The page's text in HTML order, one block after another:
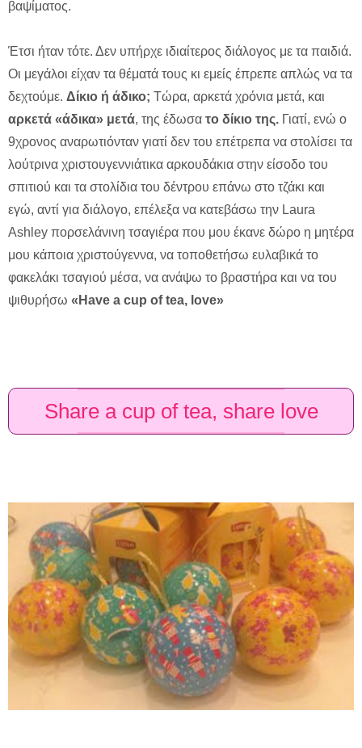
βαψίματος.
Έτσι ήταν τότε. Δεν υπήρχε ιδιαίτερος διάλογος με τα παιδιά.
Οι μεγάλοι είχαν τα θέματά τους κι εμείς έπρεπε απλώς να τα
δεχτούμε. Δίκιο ή άδικο; Τώρα, αρκετά χρόνια μετά, και
αρκετά «άδικα» μετά, της έδωσα το δίκιο της. Γιατί, ενώ ο
9χρονος αναρωτιόνταν γιατί δεν του επέτρεπα να στολίσει τα
λούτρινα χριστουγεννιάτικα αρκουδάκια στην είσοδο του
σπιτιού και τα στολίδια του δέντρου επάνω στο τζάκι και
εγώ, αντί για διάλογο, επέλεξα να κατεβάσω την Laura
Ashley πορσελάνινη τσαγιέρα που μου έκανε δώρο η μητέρα
μου κάποια χριστούγεννα, να τοποθετήσω ευλαβικά το
φακελάκι τσαγιού μέσα, να ανάψω το βραστήρα και να του
ψιθυρήσω « Have a cup of tea, love»
Share a cup of tea, share love